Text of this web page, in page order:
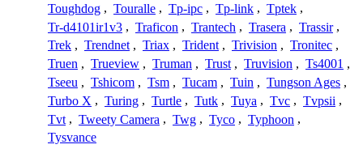
Toughdog , Touralle , Tp-ipc , Tp-link , Tptek ,
Tr-d4101ir1v3 , Traficon , Trantech , Trasera , Trassir ,
Trek , Trendnet , Triax , Trident , Trivision , Tronitec ,
Truen , Trueview , Truman , Trust , Truvision , Ts4001 ,
Tseeu , Tshicom , Tsm , Tucam , Tuin , Tungson Ages ,
Turbo X , Turing , Turtle , Tutk , Tuya , Tvc , Tvpsii ,
Tvt , Tweety Camera , Twg , Tyco , Typhoon ,
Tysvance